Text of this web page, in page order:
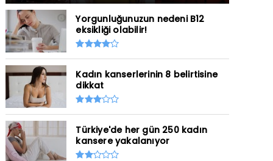
Yorgunluğunuzun nedeni B12
eksikliği olabilir!
Kadın kanserlerinin 8 belirtisine
dikkat
Türkiye'de her gün 250 kadın
kansere yakalanıyor